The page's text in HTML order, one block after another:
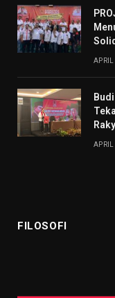
Solid
FILOSOFI